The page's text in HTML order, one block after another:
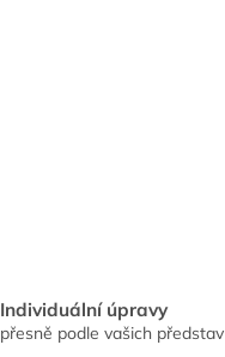
Individuální úpravy
přesně podle vašich představ